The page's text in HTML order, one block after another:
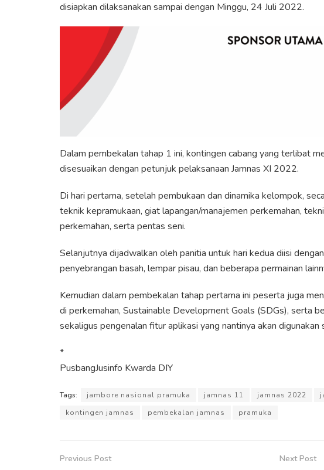
disiapkan dilaksanakan sampai dengan Minggu, 24 Juli 2022.
Dalam pembekalan tahap 1 ini, kontingen cabang yang terlibat
disesuaikan dengan petunjuk pelaksanaan Jamnas XI 2022.
Di hari pertama, setelah pembukaan dan dinamika kelompok,
teknik kepramukaan, giat lapangan/manajemen perkemahan,
perkemahan, serta pentas seni.
Selanjutnya dijadwalkan oleh panitia untuk hari kedua diisi
penyebrangan basah, lempar pisau, dan beberapa permainan
Kemudian dalam pembekalan tahap pertama ini peserta juga
di perkemahan, Sustainable Development Goals (SDGs), serta
sekaligus pengenalan fitur aplikasi yang nantinya akan
*
PusbangJusinfo Kwarda DIY
Tags: jambore nasional pramuka jamnas 11 jamnas 2022
kontingen jamnas
pembekalan jamnas pramuka
Previous Post Next Post